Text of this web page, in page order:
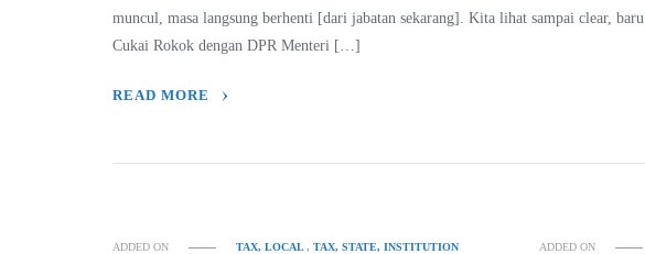
muncul, masa langsung berhenti [dari jabatan sekarang]. Kita lihat sampai clear,
Cukai Rokok dengan DPR Menteri […]
READ MORE
ADDED ON TAX, LOCAL,TAX, STATE, INSTITUTION ADDED ON